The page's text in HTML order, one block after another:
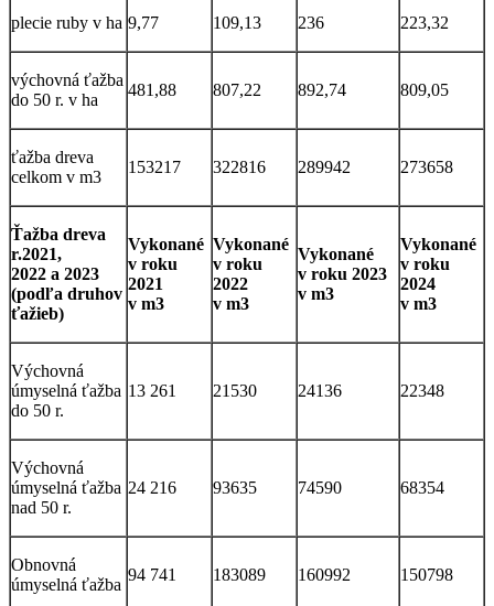
plecie ruby v ha 9,77 109,13 236 223,32
výchovná ťažba
do 50 r. v ha
481,88 807,22 892,74 809,05
ťažba dreva
celkom v m3
153217 322816 289942 273658
Ťažba dreva
r.2021,
2022 a 2023
(podľa druhov
ťažieb)
Vykonané
v roku
2021
v m3
Vykonané
v roku
2022
v m3
Vykonané
v roku 2023
v m3
Vykonané
v roku
2024
v m3
Výchovná
úmyselná ťažba
do 50 r.
13 261 21530 24136 22348
Výchovná
úmyselná ťažba
nad 50 r.
24 216 93635 74590 68354
Obnovná
úmyselná ťažba
94 741 183089 160992 150798